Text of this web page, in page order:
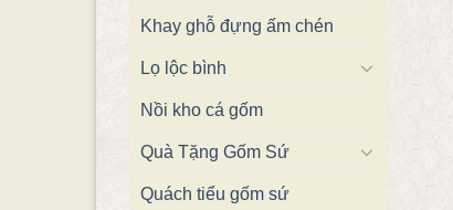
Khay ghỗ đựng ấm chén
Lọ lộc bình
Nồi kho cá gốm
Quà Tặng Gốm Sứ
Quách tiểu gốm sứ